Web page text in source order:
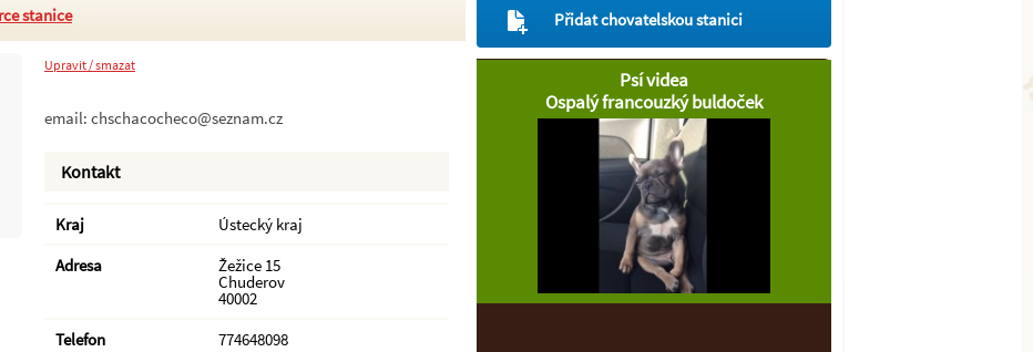
stanice
Upravit / smazat
email: chschacocheco@seznam.cz
Kontakt
Kraj
Ústecký kraj
Adresa
Žežice 15
Chuderov
40002
Telefon
774648098
Přidat chovatelskou stanici
Psí videa
Ospalý francouzký buldoček